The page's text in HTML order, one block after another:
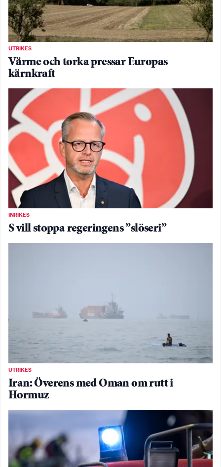
UTRIKES
Värme och torka pressar Europas
kärnkraft
INRIKES
S vill stoppa regeringens ”slöseri”
UTRIKES
Iran: Överens med Oman om rutt i
Hormuz